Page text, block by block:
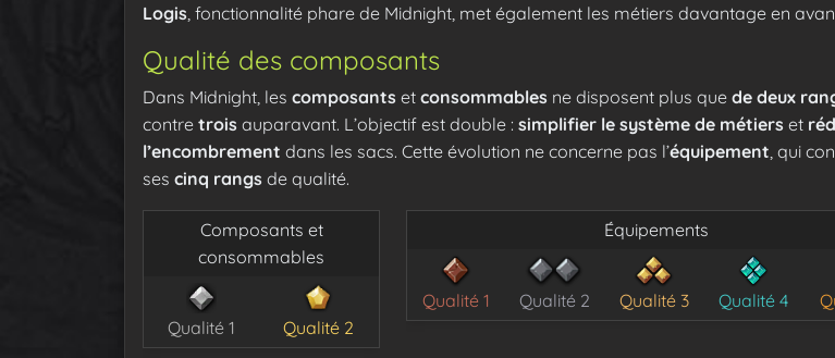
Logis , fonctionnalité phare de Midnight, met également les métiers davantage en
Qualité des composants
Dans Midnight, les composants et consommables ne disposent plus que de deux
contre trois auparavant. L’objectif est double : simplifier le système de métiers et
l’encombrement dans les sacs. Cette évolution ne concerne pas l’équipement , qui
ses cinq rangs de qualité.
Composants et
consommables
Qualité 1 Qualité 2
Équipements
Qualité 1 Qualité 2 Qualité 3 Qualité 4